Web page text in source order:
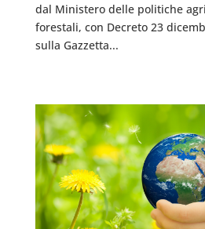
dal Ministero delle politiche
forestali, con Decreto 23
sulla Gazzetta...